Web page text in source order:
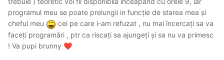
programul meu se poate prelungii in funcție de starea mea și
cheful meu
cei pe care i-am refuzat , nu mai încercați sa va
faceți programări , ptr ca riscați sa ajungeți și sa nu va primesc
! Va pupi brunny ❤️